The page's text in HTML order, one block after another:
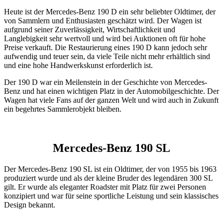
Heute ist der Mercedes-Benz 190 D ein sehr beliebter Oldtimer, der
von Sammlern und Enthusiasten geschätzt wird. Der Wagen ist
aufgrund seiner Zuverlässigkeit, Wirtschaftlichkeit und
Langlebigkeit sehr wertvoll und wird bei Auktionen oft für hohe
Preise verkauft. Die Restaurierung eines 190 D kann jedoch sehr
aufwendig und teuer sein, da viele Teile nicht mehr erhältlich sind
und eine hohe Handwerkskunst erforderlich ist.
Der 190 D war ein Meilenstein in der Geschichte von Mercedes-
Benz und hat einen wichtigen Platz in der Automobilgeschichte. Der
Wagen hat viele Fans auf der ganzen Welt und wird auch in Zukunft
ein begehrtes Sammlerobjekt bleiben.
Mercedes-Benz 190 SL
Der Mercedes-Benz 190 SL ist ein Oldtimer, der von 1955 bis 1963
produziert wurde und als der kleine Bruder des legendären 300 SL
gilt. Er wurde als eleganter Roadster mit Platz für zwei Personen
konzipiert und war für seine sportliche Leistung und sein klassisches
Design bekannt.